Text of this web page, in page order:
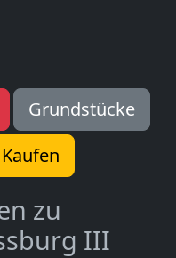
Grundstücke
Kaufen
zu
III